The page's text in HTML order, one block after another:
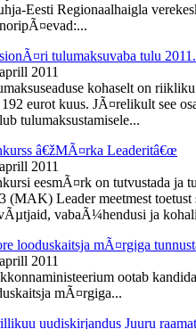
Eesti Regionaalhaigla
tulumaksuvaba tulu
2011
kohaselt on
eurot kuus. JÃ¤relikult see
tulumaksustamisele...
â€žMÃ¤rka Leaderitâ€œ
2011
eesmÃ¤rk on tutvustada ja
(MAK) Leader meetmest
vabaÃ¼hendusi ja
looduskaitsja mÃ¤rgiga
2011
ootab
mÃ¤rgiga...
uudiskirjandus Juuru